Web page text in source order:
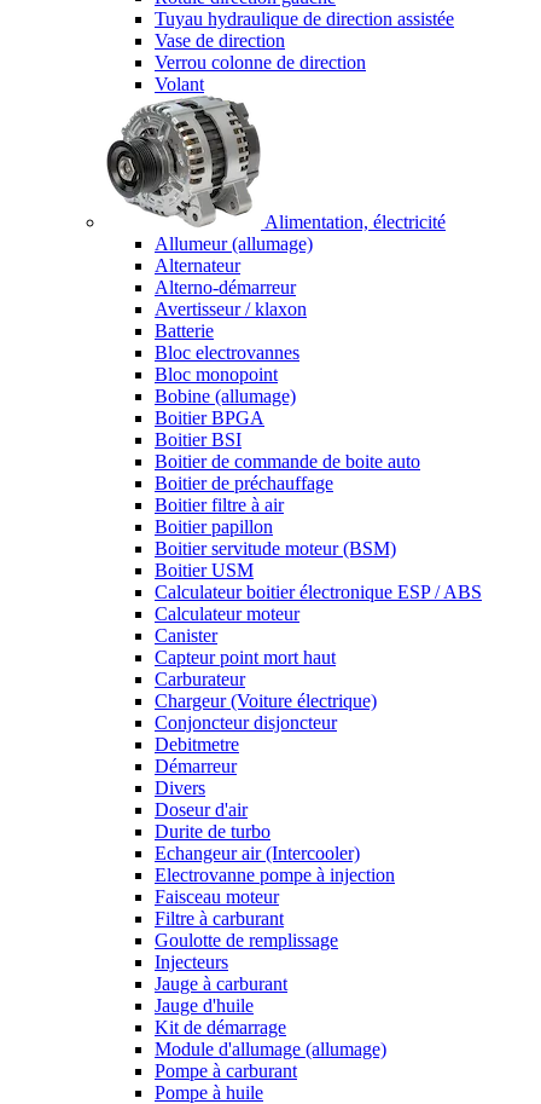
Tuyau hydraulique de direction assistée
Vase de direction
Verrou colonne de direction
Volant
Alimentation, électricité
Allumeur (allumage)
Alternateur
Alterno-démarreur
Avertisseur / klaxon
Batterie
Bloc electrovannes
Bloc monopoint
Bobine (allumage)
Boitier BPGA
Boitier BSI
Boitier de commande de boite auto
Boitier de préchauffage
Boitier filtre à air
Boitier papillon
Boitier servitude moteur (BSM)
Boitier USM
Calculateur boitier électronique ESP / ABS
Calculateur moteur
Canister
Capteur point mort haut
Carburateur
Chargeur (Voiture électrique)
Conjoncteur disjoncteur
Debitmetre
Démarreur
Divers
Doseur d'air
Durite de turbo
Echangeur air (Intercooler)
Electrovanne pompe à injection
Faisceau moteur
Filtre à carburant
Goulotte de remplissage
Injecteurs
Jauge à carburant
Jauge d'huile
Kit de démarrage
Module d'allumage (allumage)
Pompe à carburant
Pompe à huile